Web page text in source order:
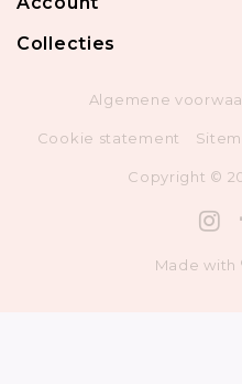
Collecties
Algemene
Cookie statement
Copyright ©
Made with